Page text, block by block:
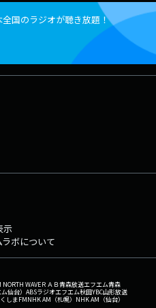
しょうか!? メッセージは「乃木
お願いします！！ ハッシュタグ
★乃木坂LOCKS!(井上和)掲示板
フォーム ★乃木坂LOCKS!(井上和)
～(一部地域を除き)『どっちの
選ぶ？ こんなシチュエーション
、"今"を知るための貴重な情
・スクール・データ"を完成させ
特設サイト ▽23:00〜23:06
藤全一(アンドウゼンイチ)、通
業、ANZEN LOCKS! ★ANZEN
! ★ANZEN LOCKS!の特設サイトは
LOCKS!』 "今"を学ぶ超現代史の
の授業テーマは『lulu. 感想チェッ
ス先生の新曲『lulu.』に関して、
ックしていきます！ 書き込みはい
も教えてください！Mステの感想に
ージは［ミセスLOCKS!掲示板］
から（＾◇＾）！！ Xでのポスト
ェックしてね! ◇Twitter
▽22:15〜 【 乃木坂
国のラジオが聴き放題！
示
ボについて
NORTH WAVEＲＡＢ青森放送エフエム青森
仙台） ABSラジオエフエム秋田YBC山形放送
しまFMNHK AM（札幌） NHK AM（仙台）